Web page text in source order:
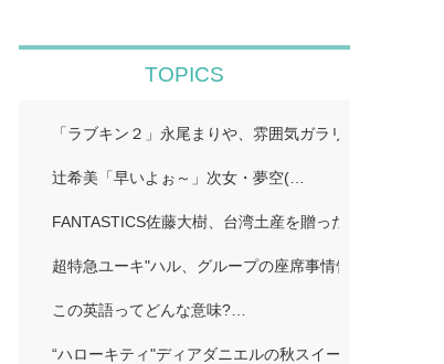
TOPICS
「ラブキン２」永尾まりや、雰囲気ガラリのイメチェ
辻希美「早いよぉ～」次女・夢空(…
FANTASTICS佐藤大樹、台湾土産を贈った先輩明かす
超特急ユーキ"ハル、グループの座席事情告白「誰かと
この英語ってどんな意味?…
“ハローキティ"ディアダニエルの秋スイーツビュッフ